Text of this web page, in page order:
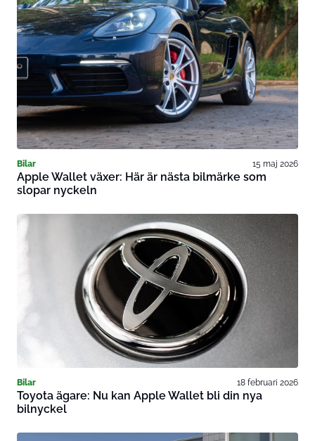
Bilar 15 maj 2026
Apple Wallet växer: Här är nästa bilmärke som
slopar nyckeln
Bilar 18 februari 2026
Toyota ägare: Nu kan Apple Wallet bli din nya
bilnyckel